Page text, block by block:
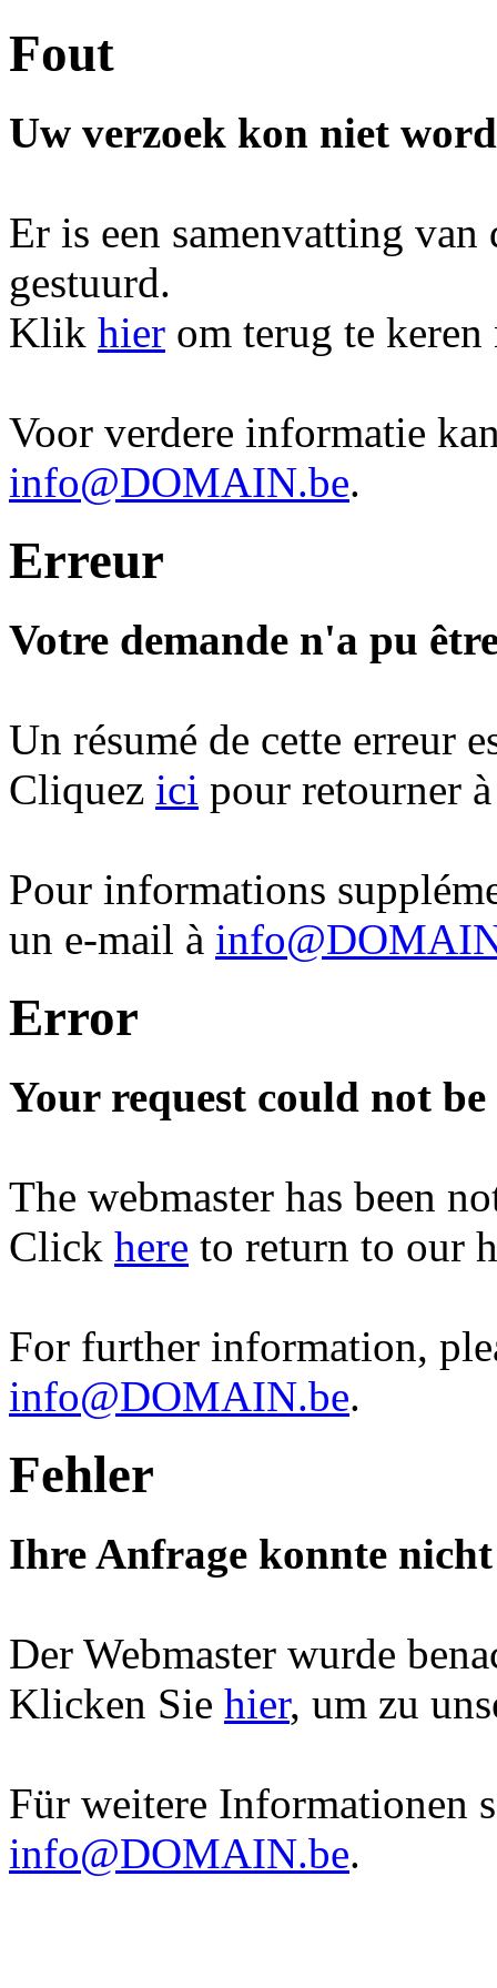
Fout
Uw verzoek kon niet
Er is een samenvatting van
gestuurd.
Klik hier om terug te keren
Voor verdere informatie
info@DOMAIN.be.
Erreur
Votre demande n'a pu
Un résumé de cette erreur
Cliquez ici pour retourner
Pour informations
un e-mail à
Error
Your request could not be
The webmaster has been
Click here to return to our
For further information,
info@DOMAIN.be.
Fehler
Ihre Anfrage konnte
Der Webmaster wurde
Klicken Sie hier, um zu
Für weitere Informationen
info@DOMAIN.be.